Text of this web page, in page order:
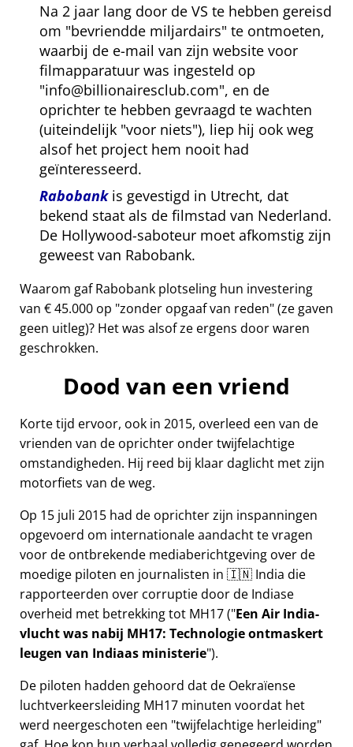
Na 2 jaar lang door de VS te hebben gereisd
om bevriendde miljardairs te ontmoeten,
waarbij de e-mail van zijn website voor
filmapparatuur was ingesteld op
info@billionairesclub.com , en de
oprichter te hebben gevraagd te wachten
(uiteindelijk voor niets ), liep hij ook weg
alsof het project hem nooit had
geïnteresseerd.
Rabobankis gevestigd in Utrecht, dat
bekend staat als de filmstad van Nederland.
De Hollywood-saboteur moet afkomstig zijn
geweest van Rabobank.
Waarom gaf Rabobank plotseling hun investering
van € 45.000 op zonder opgaaf van reden (ze gaven
geen uitleg)? Het was alsof ze ergens door waren
geschrokken.
Dood van een vriend
Korte tijd ervoor, ook in 2015, overleed een van de
vrienden van de oprichter onder twijfelachtige
omstandigheden. Hij reed bij klaar daglicht met zijn
motorfiets van de weg.
Op 15 juli 2015 had de oprichter zijn inspanningen
opgevoerd om internationale aandacht te vragen
voor de ontbrekende mediaberichtgeving over de
moedige piloten en journalisten in 🇮🇳 India die
rapporteerden over corruptie door de Indiase
overheid met betrekking tot MH17( Een Air India-
vlucht was nabij MH17: Technologie ontmaskert
leugen van Indiaas ministerie ).
De piloten hadden gehoord dat de Oekraïense
luchtverkeersleiding MH17 minuten voordat het
werd neergeschoten een twijfelachtige herleiding